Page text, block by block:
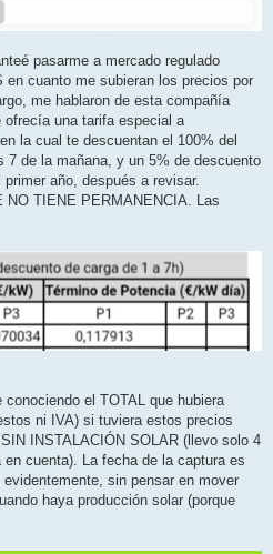
pasarme a mercado regulado
en cuanto me subieran los precios por
me hablaron de esta compañía
ofrecía una tarifa especial a
la cual te descuentan el 100% del
7 de la mañana, y un 5% de descuento
año, después a revisar.
NO TIENE PERMANENCIA. Las
el TOTAL que hubiera
ni IVA) si tuviera estos precios
INSTALACIÓN SOLAR (llevo solo 4
cuenta). La fecha de la captura es
sin pensar en mover
haya producción solar (porque